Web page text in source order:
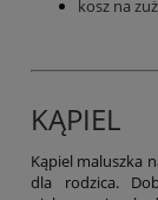
kosz na
KĄPIEL
Kąpiel maluszka
dla rodzica.